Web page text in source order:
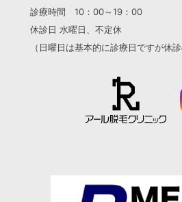
診療時間 10：00～19：00
休診日 水曜日、不定休
（日曜日は基本的に診療日ですが休